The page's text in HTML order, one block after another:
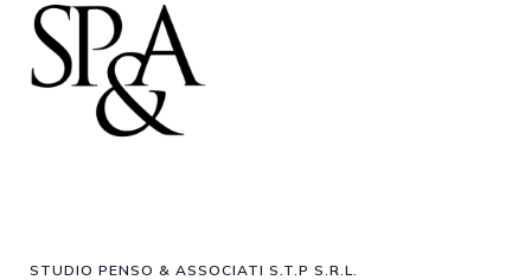
STUDIO PENSO & ASSOCIATI S.T.P S.R.L.